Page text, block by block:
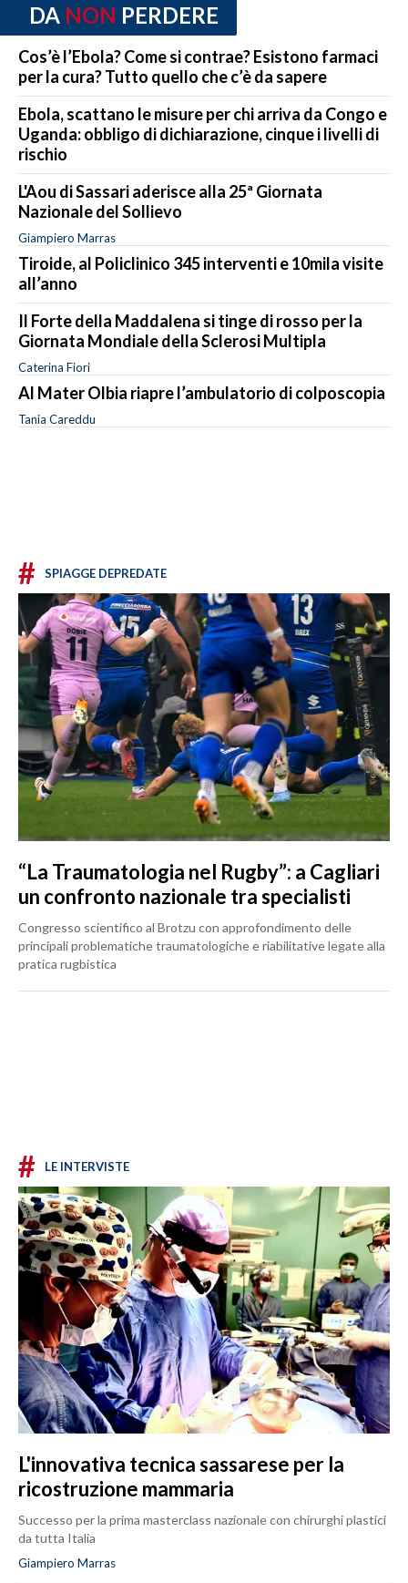
DA NON PERDERE
Cos’è l’Ebola? Come si contrae? Esistono farmaci
per la cura? Tutto quello che c’è da sapere
Ebola, scattano le misure per chi arriva da Congo e
Uganda: obbligo di dichiarazione, cinque i livelli di
rischio
L'Aou di Sassari aderisce alla 25ª Giornata
Nazionale del Sollievo
Giampiero Marras
Tiroide, al Policlinico 345 interventi e 10mila visite
all’anno
Il Forte della Maddalena si tinge di rosso per la
Giornata Mondiale della Sclerosi Multipla
Caterina Fiori
Al Mater Olbia riapre l’ambulatorio di colposcopia
Tania Careddu
# SPIAGGE DEPREDATE
“La Traumatologia nel Rugby”: a Cagliari
un confronto nazionale tra specialisti
Congresso scientifico al Brotzu con approfondimento delle
principali problematiche traumatologiche e riabilitative legate alla
pratica rugbistica
# LE INTERVISTE
L'innovativa tecnica sassarese per la
ricostruzione mammaria
Successo per la prima masterclass nazionale con chirurghi plastici
da tutta Italia
Giampiero Marras